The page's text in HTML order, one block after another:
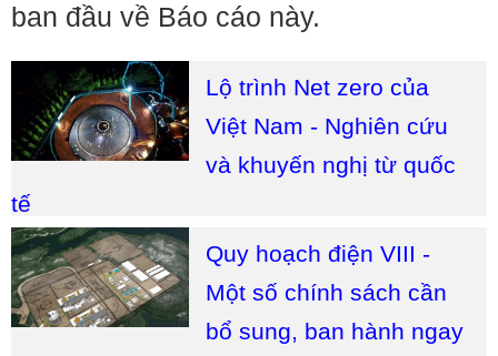
ban đầu về Báo cáo này.
Lộ trình Net zero của
Việt Nam - Nghiên cứu
và khuyến nghị từ quốc
tế
Quy hoạch điện VIII -
Một số chính sách cần
bổ sung, ban hành ngay